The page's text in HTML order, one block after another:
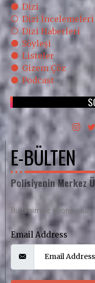
Dizi
Dizi İncelemeleri
Dizi Haberleri
Söyleşi
Listeler
Gizem Çöz
Podcast
E-BÜLTEN
Polisiyenin Merkez
Bültenimize abone olun
Email Address